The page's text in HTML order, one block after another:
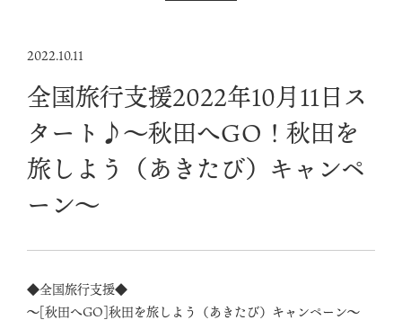
2022.10.11
全国旅行支援2022年10月11日ス
タート♪～秋田へGO！秋田を
旅しよう（あきたび）キャンペ
ーン～
◆全国旅行支援◆
～[秋田へGO]秋田を旅しよう（あきたび）キャンペーン～